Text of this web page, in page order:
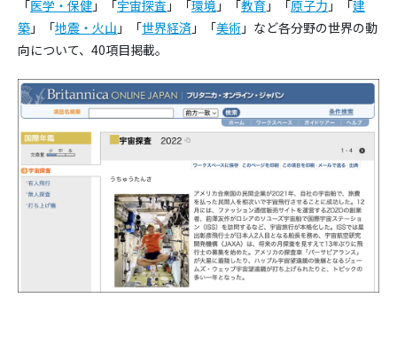
「医学・保健 」「宇宙探査 」「環境 」「教育 」「原子力 」「建
築 」「地震・火山 」「世界経済 」「美術 」など各分野の世界の動
向について、40項目掲載。